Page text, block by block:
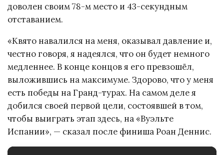
доволен своим 78-м место и 43-секундным
отставанием.
«Квято навалился на меня, оказывал давление и,
честно говоря, я надеялся, что он будет немного
медленнее. В конце концов я его превзошёл,
выложившись на максимуме. Здорово, что у меня
есть победы на Гранд-турах. На самом деле я
добился своей первой цели, состоявшей в том,
чтобы выиграть этап здесь, на «Вуэльте
Испании», — сказал после финиша Роан Деннис.